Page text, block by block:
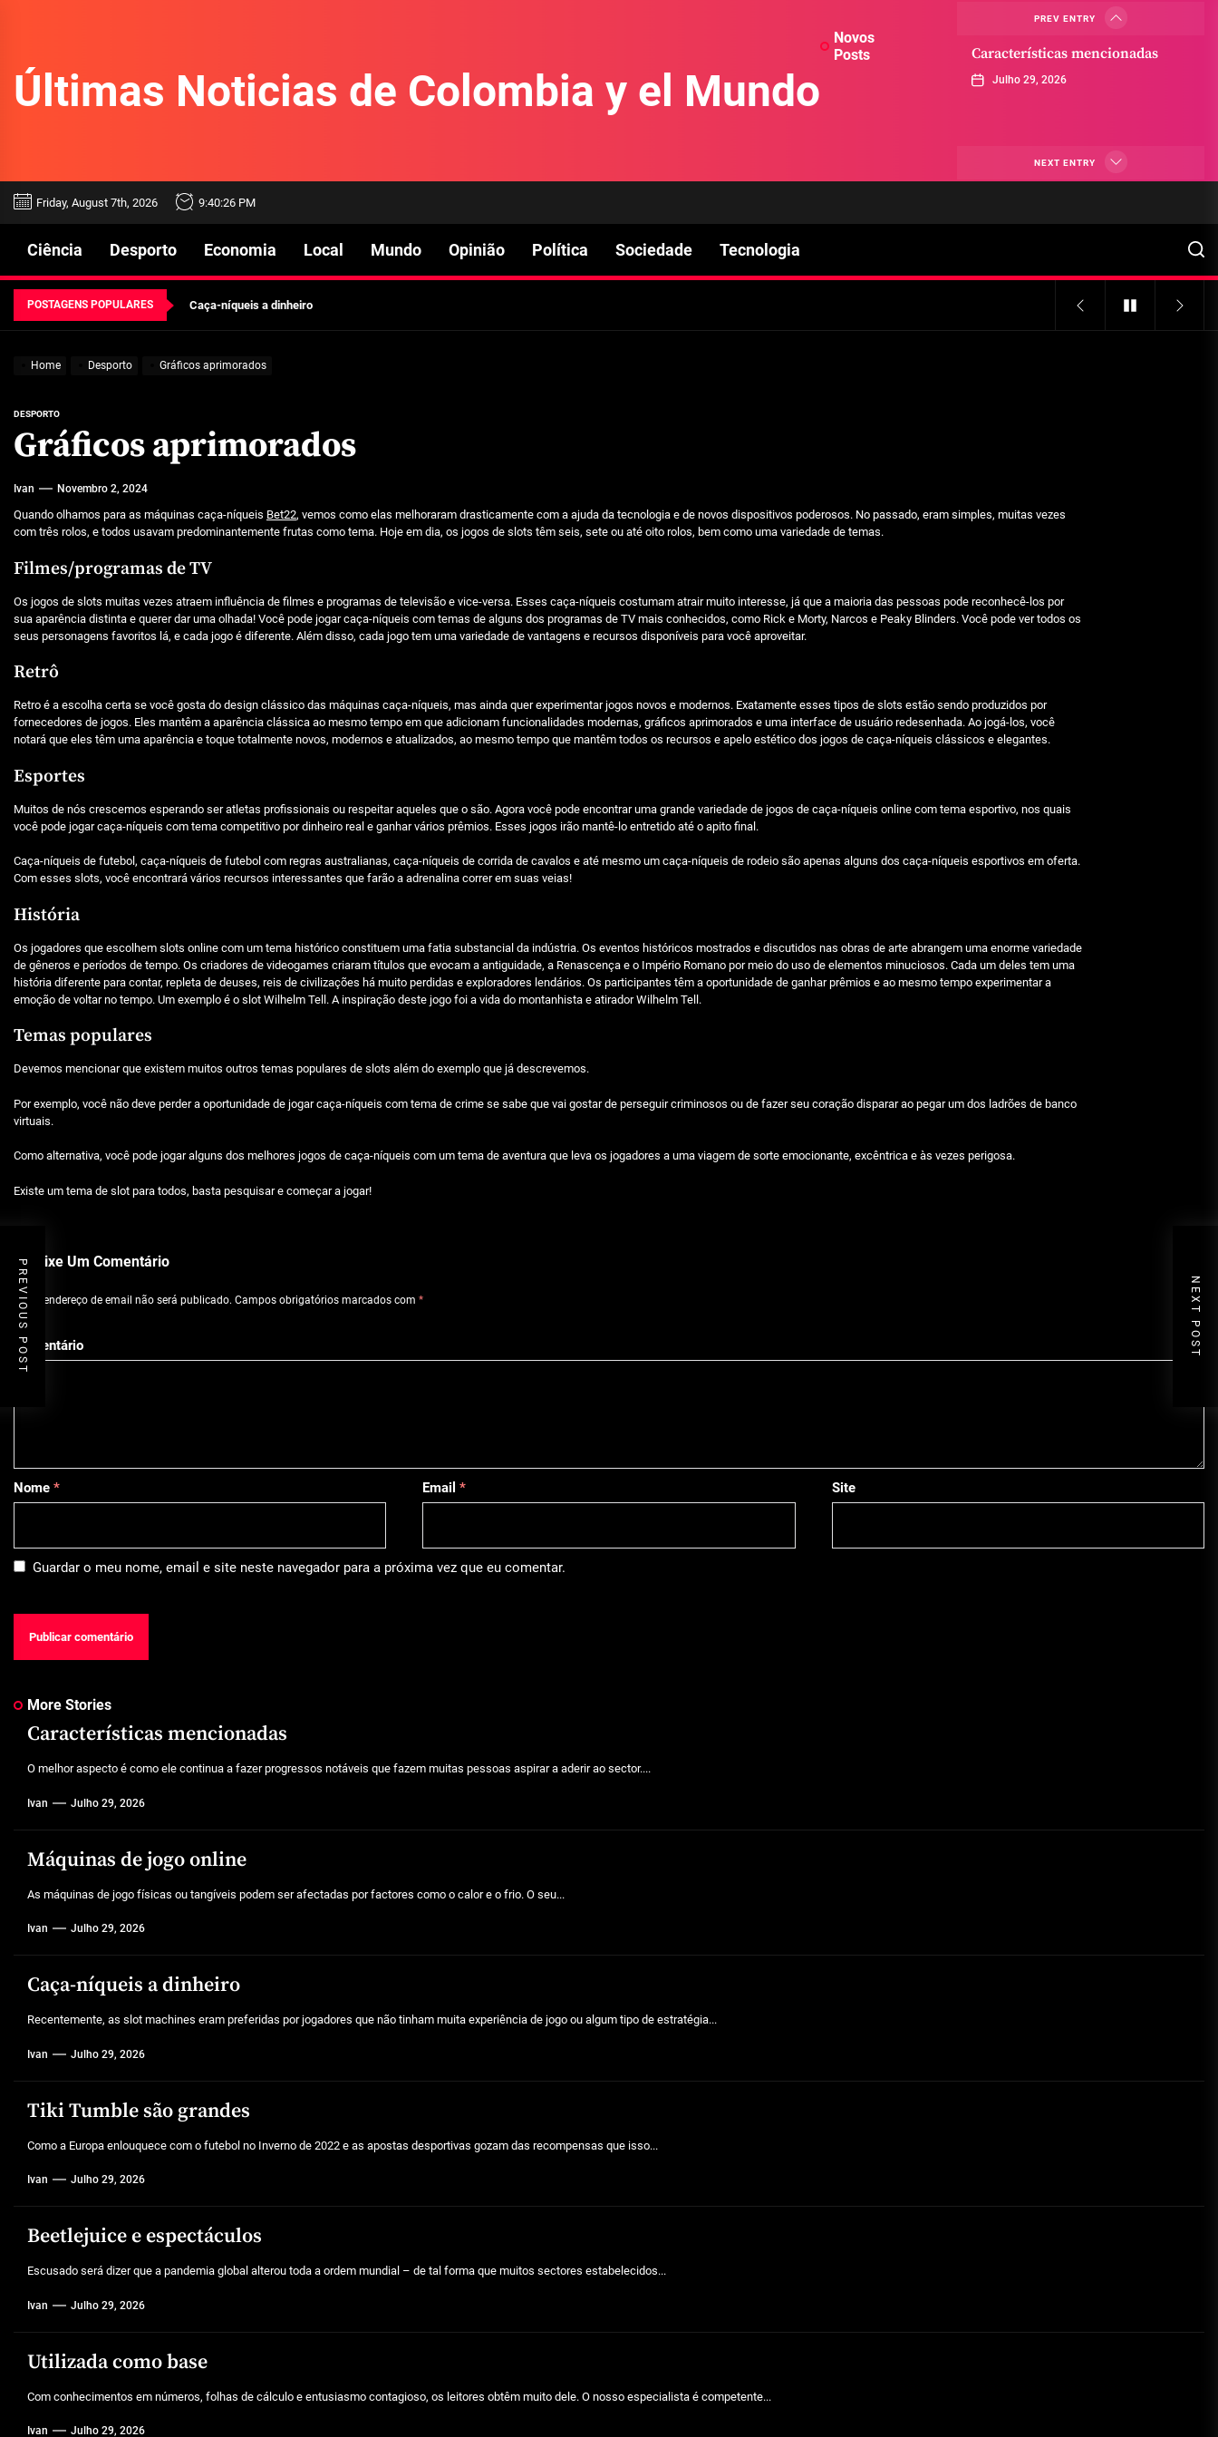
content
Últimas Noticias de Colombia y el Mundo
Novos
Posts
PREV ENTRY
Características mencionadas
Julho 29, 2026
Máquinas de jogo online
Tiki Tumble são grandes
Características mencionadas
Máquinas de jogo online
Caça-níqueis a dinheiro
Julho 29, 2026
Julho 29, 2026
NEXT ENTRY
Friday, August 7th, 2026 9:40:27 PM
Ciência Desporto Economia Local Mundo Opinião Política Sociedade Tecnologia
POSTAGENS POPULARES
Beetlejuice e espectáculos
Caça-níqueis a dinheiro
Máquinas de jogo online
Tiki Tumble são grandes
Beetlejuice e espectáculos
Home Desporto Gráficos aprimorados
DESPORTO
Gráficos aprimorados
Ivan Novembro 2, 2024
Quando olhamos para as máquinas caça-níqueis Bet22, vemos como elas melhoraram drasticamente com a ajuda da tecnologia e de novos dispositivos poderosos. No passado, eram simples, muitas vezes
com três rolos, e todos usavam predominantemente frutas como tema. Hoje em dia, os jogos de slots têm seis, sete ou até oito rolos, bem como uma variedade de temas.
Filmes/programas de TV
Os jogos de slots muitas vezes atraem influência de filmes e programas de televisão e vice-versa. Esses caça-níqueis costumam atrair muito interesse, já que a maioria das pessoas pode reconhecê-los por
sua aparência distinta e querer dar uma olhada! Você pode jogar caça-níqueis com temas de alguns dos programas de TV mais conhecidos, como Rick e Morty, Narcos e Peaky Blinders. Você pode ver todos os
seus personagens favoritos lá, e cada jogo é diferente. Além disso, cada jogo tem uma variedade de vantagens e recursos disponíveis para você aproveitar.
Retrô
Retro é a escolha certa se você gosta do design clássico das máquinas caça-níqueis, mas ainda quer experimentar jogos novos e modernos. Exatamente esses tipos de slots estão sendo produzidos por
fornecedores de jogos. Eles mantêm a aparência clássica ao mesmo tempo em que adicionam funcionalidades modernas, gráficos aprimorados e uma interface de usuário redesenhada. Ao jogá-los, você
notará que eles têm uma aparência e toque totalmente novos, modernos e atualizados, ao mesmo tempo que mantêm todos os recursos e apelo estético dos jogos de caça-níqueis clássicos e elegantes.
Esportes
Muitos de nós crescemos esperando ser atletas profissionais ou respeitar aqueles que o são. Agora você pode encontrar uma grande variedade de jogos de caça-níqueis online com tema esportivo, nos quais
você pode jogar caça-níqueis com tema competitivo por dinheiro real e ganhar vários prêmios. Esses jogos irão mantê-lo entretido até o apito final.
Caça-níqueis de futebol, caça-níqueis de futebol com regras australianas, caça-níqueis de corrida de cavalos e até mesmo um caça-níqueis de rodeio são apenas alguns dos caça-níqueis esportivos em oferta.
Com esses slots, você encontrará vários recursos interessantes que farão a adrenalina correr em suas veias!
História
Os jogadores que escolhem slots online com um tema histórico constituem uma fatia substancial da indústria. Os eventos históricos mostrados e discutidos nas obras de arte abrangem uma enorme variedade
de gêneros e períodos de tempo. Os criadores de videogames criaram títulos que evocam a antiguidade, a Renascença e o Império Romano por meio do uso de elementos minuciosos. Cada um deles tem uma
história diferente para contar, repleta de deuses, reis de civilizações há muito perdidas e exploradores lendários. Os participantes têm a oportunidade de ganhar prêmios e ao mesmo tempo experimentar a
emoção de voltar no tempo. Um exemplo é o slot Wilhelm Tell. A inspiração deste jogo foi a vida do montanhista e atirador Wilhelm Tell.
Temas populares
Devemos mencionar que existem muitos outros temas populares de slots além do exemplo que já descrevemos.
Por exemplo, você não deve perder a oportunidade de jogar caça-níqueis com tema de crime se sabe que vai gostar de perseguir criminosos ou de fazer seu coração disparar ao pegar um dos ladrões de banco
virtuais.
Como alternativa, você pode jogar alguns dos melhores jogos de caça-níqueis com um tema de aventura que leva os jogadores a uma viagem de sorte emocionante, excêntrica e às vezes perigosa.
Existe um tema de slot para todos, basta pesquisar e começar a jogar!
Deixe Um Comentário
O seu endereço de email não será publicado. Campos obrigatórios marcados com *
Comentário
Nome * Email* Site
Guardar o meu nome, email e site neste navegador para a próxima vez que eu comentar.
PREVIOUS POST NEXT POST
More Stories
Características mencionadas
O melhor aspecto é como ele continua a fazer progressos notáveis que fazem muitas pessoas aspirar a aderir ao sector....
Ivan Julho 29, 2026
Máquinas de jogo online
As máquinas de jogo físicas ou tangíveis podem ser afectadas por factores como o calor e o frio. O seu...
Ivan Julho 29, 2026
Caça-níqueis a dinheiro
Recentemente, as slot machines eram preferidas por jogadores que não tinham muita experiência de jogo ou algum tipo de estratégia...
Ivan Julho 29, 2026
Tiki Tumble são grandes
Como a Europa enlouquece com o futebol no Inverno de 2022 e as apostas desportivas gozam das recompensas que isso...
Ivan Julho 29, 2026
Beetlejuice e espectáculos
Escusado será dizer que a pandemia global alterou toda a ordem mundial – de tal forma que muitos sectores estabelecidos...
Ivan Julho 29, 2026
Utilizada como base
Com conhecimentos em números, folhas de cálculo e entusiasmo contagioso, os leitores obtêm muito dele. O nosso especialista é competente...
Ivan Julho 29, 2026